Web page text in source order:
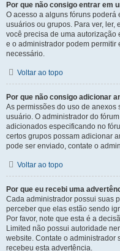
Por que não consigo entrar em
O acesso a alguns fóruns
usuários ou grupos. Para ver,
você precisa de uma autorização
e o administrador podem permitir
necessário.
Voltar ao topo
Por que não consigo adicionar
As permissões do uso de
usuário. O administrador do
adicionados especificando no
certos grupos possam adicionar
pode ser enviado, contate o
Voltar ao topo
Por que eu recebi uma
Cada administrador possui suas
perceber que elas estão sendo
Por favor, note que esta é a
Limited não possui autoridade
website. Contate o administrador
recebeu esta advertência.